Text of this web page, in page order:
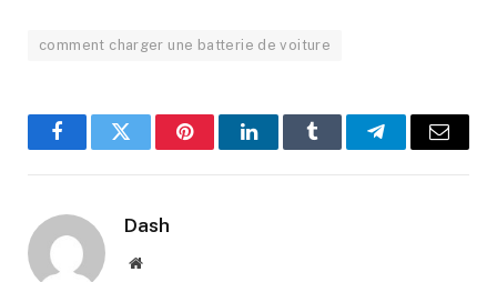
comment charger une batterie de voiture
FacebookTwitter PinterestLinkedInTumblr TelegramEmail
Dash
Website